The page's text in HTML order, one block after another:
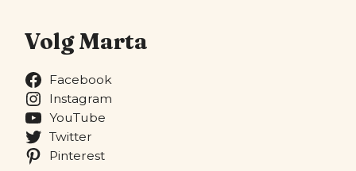
Volg Marta
Facebook
Instagram
YouTube
Twitter
Pinterest